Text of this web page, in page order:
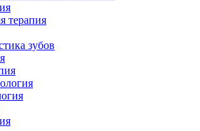
терапия
зубов